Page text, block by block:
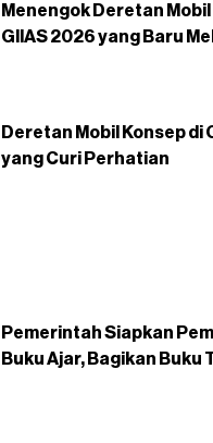
Menengok Deretan Mobil
GIIAS 2026 yang Baru
Deretan Mobil Konsep di
yang Curi Perhatian
Pemerintah Siapkan
Buku Ajar, Bagikan Buku